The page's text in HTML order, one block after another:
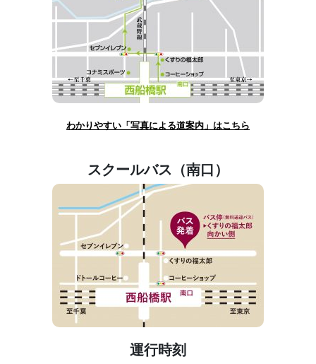
わかりやすい「写真による道案内」はこちら
スクールバス（南口）
運行時刻